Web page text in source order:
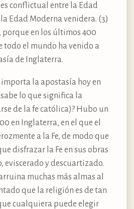
conflictual entre la Edad
Edad Moderna venidera. (3)
, porque en los últimos 400
todo el mundo ha venido a
de Inglaterra.
importa la apostasía hoy en
lo que significa la
de la fe católica)? Hubo un
en Inglaterra, en el que el
a la Fe, de modo que
disfrazar la Fe en sus obras
eviscerado y descuartizado.
muchas más almas al
que la religión es de tan
cualquiera puede elegir